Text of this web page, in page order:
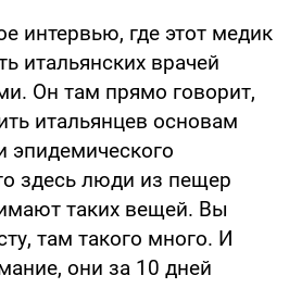
интервью, где этот медик
итальянских врачей
Он там прямо говорит,
итальянцев основам
эпидемического
здесь люди из пещер
таких вещей. Вы
там такого много. И
они за 10 дней